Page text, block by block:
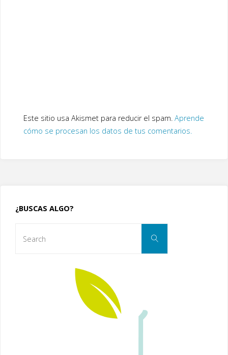
Este sitio usa Akismet para reducir el spam. Aprende
cómo se procesan los datos de tus comentarios.
¿BUSCAS ALGO?
Search